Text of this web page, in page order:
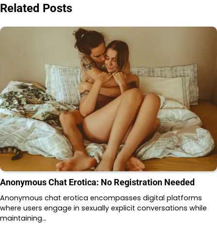
Related Posts
Anonymous Chat Erotica: No Registration Needed
Anonymous chat erotica encompasses digital platforms
where users engage in sexually explicit conversations while
maintaining…